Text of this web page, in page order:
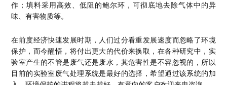
作；填料采用高效、低阻的鲍尔环，可彻底地去除气体中的异
味、有害物质等。
在前度经济快速发展时期，人们过分看重发展速度而忽略了环境
保护，而今醒悟，将付出更大的代价来换取，在各种研究中，实
验室产生的不管是废气还是废水，其危害性是不容忽视的，所以
目前的实验室废气处理系统是最好的选择，希望通过该系统的加